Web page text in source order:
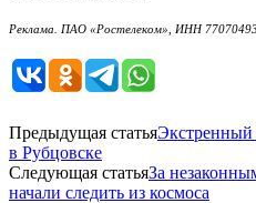
Реклама. ПАО «Ростелеком», ИНН
Предыдущая статьяЭкстренный
в Рубцовске
Следующая статьяЗа
начали следить из космоса